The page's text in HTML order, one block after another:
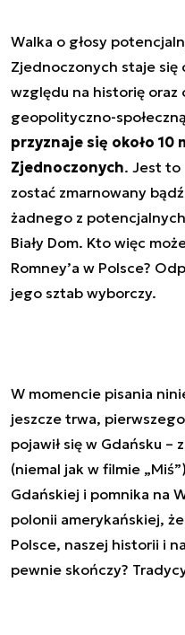
Walka o głosy
Zjednoczonych staje się
względu na historię oraz
geopolityczno-społeczną
przyznaje się około 10
Zjednoczonych. Jest to
zostać zmarnowany
żadnego z
Biały Dom. Kto więc
Romney’a w Polsce?
jego sztab wyborczy.
W momencie pisania
jeszcze trwa,
pojawił się w Gdańsku –
(niemal jak w filmie
Gdańskiej i pomnika na
polonii amerykańskiej,
Polsce, naszej historii i
pewnie skończy?